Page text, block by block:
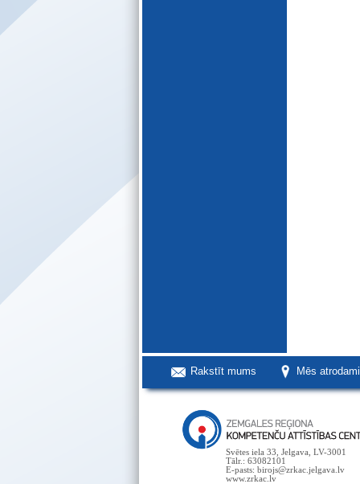
Rakstīt mums Mēs
Svētes iela 33, Jelgava, LV-3001
Tālr.: 63082101
E-pasts: birojs@zrkac.jelgava.lv
www.zrkac.lv